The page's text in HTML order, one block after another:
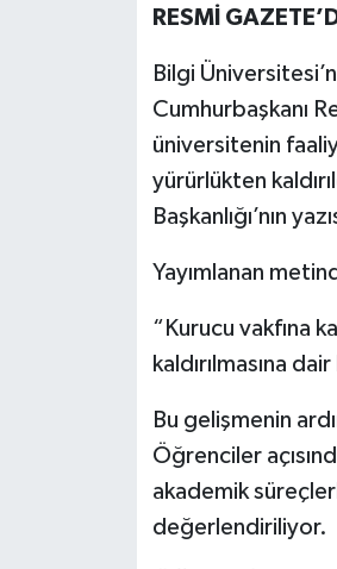
RESMİ
Bilgi
Cumhurbaşkanı
üniversitenin
yürürlükten
Başkanlığı’nın
Yayımlanan
“Kurucu vakfına
kaldırılmasına
Bu gelişmenin
Öğrenciler
akademik
değerlendiriliyor.